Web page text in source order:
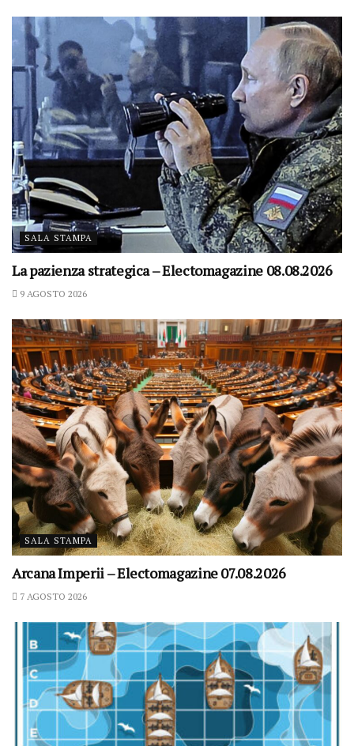
SALA STAMPA
La pazienza strategica – Electomagazine 08.08.2026
9 AGOSTO 2026
SALA STAMPA
Arcana Imperii – Electomagazine 07.08.2026
7 AGOSTO 2026